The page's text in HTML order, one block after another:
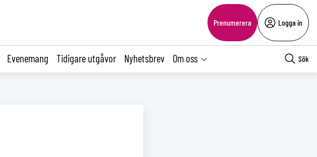
Prenumerera Logga in
Evenemang Tidigare utgåvor Nyhetsbrev Om oss Sök